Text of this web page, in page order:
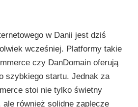
w Danii jest dziś
wcześniej. Platformy takie
czy DanDomain oferują
szybkiego startu. Jednak za
stoi nie tylko świetny
ale również solidne zaplecze